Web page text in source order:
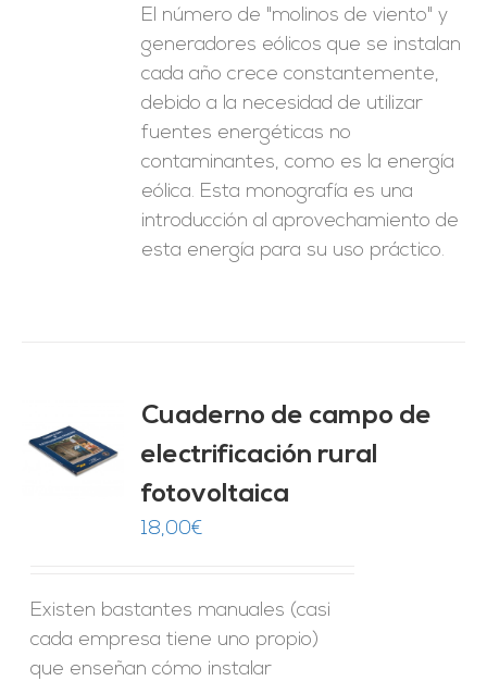
El número de "molinos de viento" y
generadores eólicos que se instalan
cada año crece constantemente,
debido a la necesidad de utilizar
fuentes energéticas no
contaminantes, como es la energía
eólica. Esta monografía es una
introducción al aprovechamiento de
esta energía para su uso práctico.
Cuaderno de campo de
electrificación rural
fotovoltaica
18,00€
Existen bastantes manuales (casi
cada empresa tiene uno propio)
que enseñan cómo instalar